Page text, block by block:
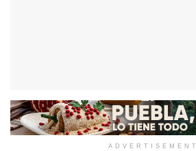
ADVERTISEMENT